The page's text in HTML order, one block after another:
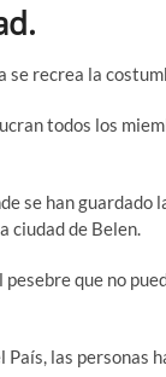
se recrea la
todos los
se han
ciudad de Belen.
que no
País, las personas